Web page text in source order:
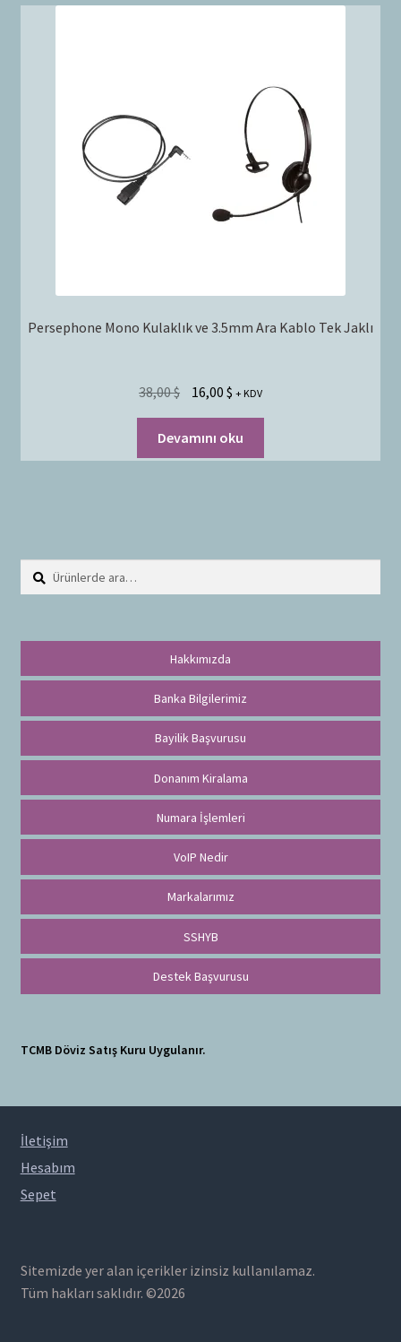
Persephone Mono Kulaklık ve 3.5mm Ara Kablo Tek Jaklı
38,00$ 16,00 $ + KDV
Devamını oku
Ara:
Hakkımızda
Banka Bilgilerimiz
Bayilik Başvurusu
Donanım Kiralama
Numara İşlemleri
VoIP Nedir
Markalarımız
SSHYB
Destek Başvurusu
TCMB Döviz Satış Kuru Uygulanır.
İletişim
Hesabım
Sepet
Sitemizde yer alan içerikler izinsiz kullanılamaz.
Tüm hakları saklıdır. ©2026